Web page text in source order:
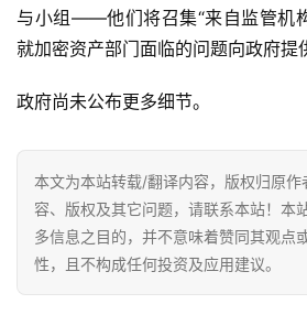
与小组——他们将召集“来自监管机
就加密资产部门面临的问题向政府提
政府尚未公布更多细节。
本文为本站转载/翻译内容，版权归原作
容、版权及其它问题，请联系本站！本
多信息之目的，并不意味着赞同其观点
性，且不构成任何投资及应用建议。